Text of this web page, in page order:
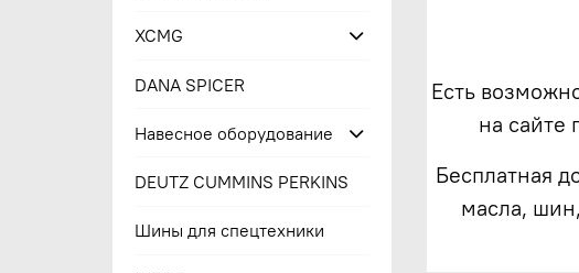
Есть
на сайте
Бесплатная
масла,
XCMG
DANA SPICER
Навесное оборудование
DEUTZ CUMMINS PERKINS
Шины для спецтехники